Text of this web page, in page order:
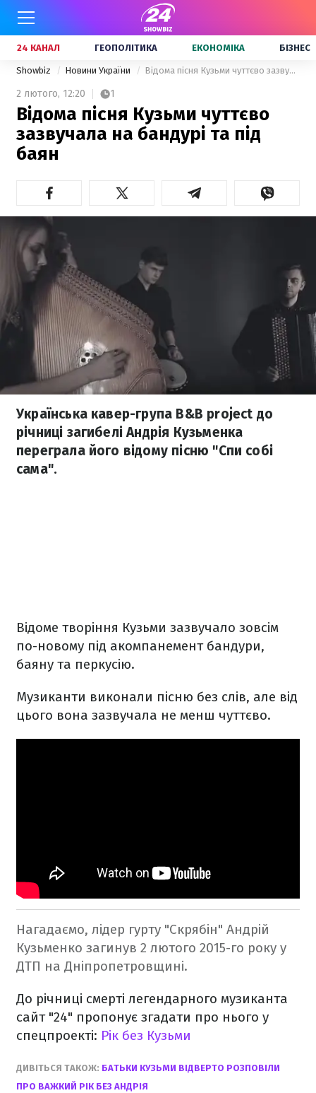
24 КАНАЛ ГЕОПОЛІТИКА ЕКОНОМІКА БІЗНЕС
Showbiz Новини України Відома пісня Кузьми чуттєво зазвучала на бандурі та під баян
2 лютого, 12:20 1
Відома пісня Кузьми чуттєво
зазвучала на бандурі та під
баян
Українська кавер-група B&B project до
річниці загибелі Андрія Кузьменка
переграла його відому пісню "Спи собі
сама".
Відоме творіння Кузьми зазвучало зовсім
по-новому під акомпанемент бандури,
баяну та перкусію.
Музиканти виконали пісню без слів, але від
цього вона зазвучала не менш чуттєво.
Нагадаємо, лідер гурту "Скрябін" Андрій
Кузьменко загинув 2 лютого 2015-го року у
ДТП на Дніпропетровщині.
До річниці смерті легендарного музиканта
сайт "24" пропонує згадати про нього у
спецпроекті: Рік без Кузьми
ДИВІТЬСЯ ТАКОЖ: БАТЬКИ КУЗЬМИ ВІДВЕРТО РОЗПОВІЛИ
ПРО ВАЖКИЙ РІК БЕЗ АНДРІЯ